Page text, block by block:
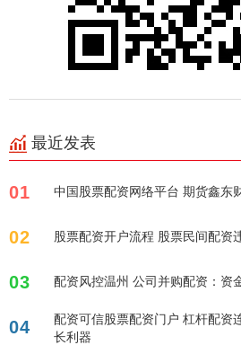
最近发表
01 中国股票配资网络平台 期货鑫东
02 股票配资开户流程 股票民间配资
03 配资风控温州 公司并购配资：资
04
配资可信股票配资门户 杠杆配资
长利器